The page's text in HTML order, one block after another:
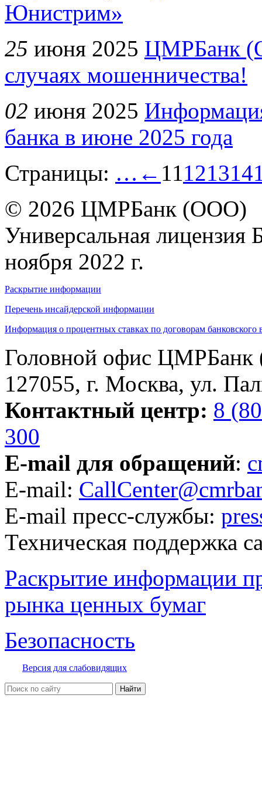
Юнистрим»
25 июня 2025 ЦМРБанк
случаях мошенничества!
02 июня 2025
банка в июне 2025 года
Страницы: … ← 11121314
© 2026 ЦМРБанк (ООО)
Универсальная
ноября 2022 г.
Раскрытие информации
Перечень инсайдерской информации
Информация о процентных ставках по договорам банковского
Головной офис
127055, г. Москва, ул.
Контактный центр: 8
300
E-mail для обращений:
E-mail:
E-mail пресс-службы:
Техническая поддержка
Раскрытие информации
рынка ценных бумаг
Безопасность
Версия для слабовидящих
Найти